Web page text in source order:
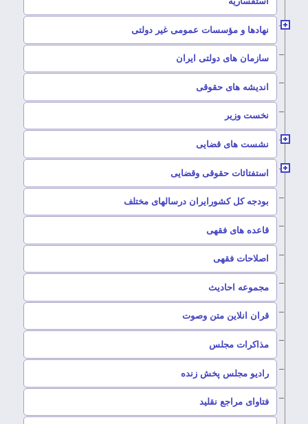
نهادها و مؤسسات عمومی غیر دولتی
سازمان های دولتی ایران
اندیشه های حقوقی
نخست وزیر
نشست های قضایی
استفتائات حقوقی وقضایی
بودجه کل کشورایران درسالهای مختلف
قاعده های فقهی
اصلاحات فقهی
مجموعه احادیث
قران انلاین متن وصوت
مذاکرات مجلس
رادیو مجلس پخش زنده
فتاوای مراجع نقلید